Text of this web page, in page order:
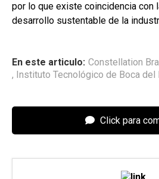
por lo que existe coincidencia con
desarrollo sustentable de la
En este articulo: Constellation
, Instituto Tecnológico de Boca del
Click para